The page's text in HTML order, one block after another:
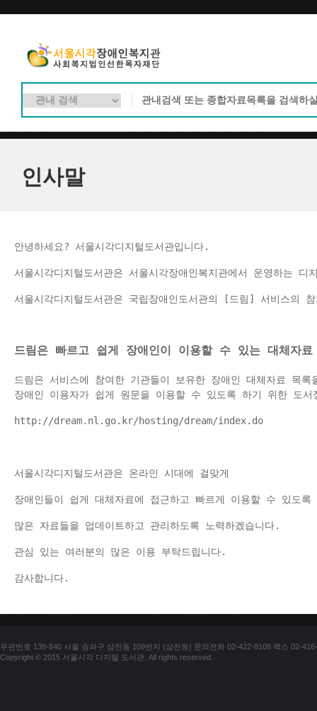
인사말
안녕하세요? 서울시각디지털도서관입니다.
서울시각디지털도서관은 서울시각장애인복지관에서 운영하는 디
서울시각디지털도서관은 국립장애인도서관의 [드림] 서비스의
드림은 빠르고 쉽게 장애인이 이용할 수 있는 대
드림은 서비스에 참여한 기관들이 보유한 장애인 대체자료 목
장애인 이용자가 쉽게 원문을 이용할 수 있도록 하기 위한 도
http://dream.nl.go.kr/hosting/dream/index.do
서울시각디지털도서관은 온라인 시대에 걸맞게
장애인들이 쉽게 대체자료에 접근하고 빠르게 이용할 수 있도록
많은 자료들을 업데이트하고 관리하도록 노력하겠습니다.
관심 있는 여러분의 많은 이용 부탁드립니다.
감사합니다.
우편번호 138-840 서울 송파구 삼전동 109번지 (삼전동) 문의전화 02-422-8108 팩스 02-
Copyright © 2015 서울시각 디지털 도서관. All rights reserved.